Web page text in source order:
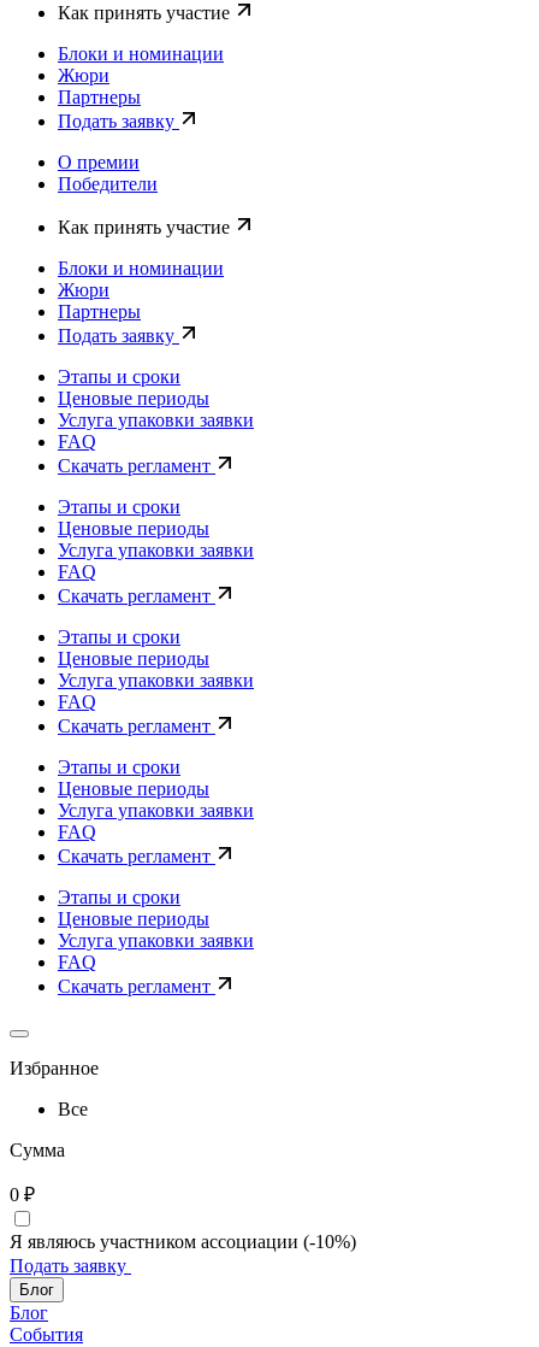
Как принять участие
Блоки и номинации
Жюри
Партнеры
Подать заявку
О премии
Победители
Как принять участие
Блоки и номинации
Жюри
Партнеры
Подать заявку
Этапы и сроки
Ценовые периоды
Услуга упаковки заявки
FAQ
Скачать регламент
Этапы и сроки
Ценовые периоды
Услуга упаковки заявки
FAQ
Скачать регламент
Этапы и сроки
Ценовые периоды
Услуга упаковки заявки
FAQ
Скачать регламент
Этапы и сроки
Ценовые периоды
Услуга упаковки заявки
FAQ
Скачать регламент
Этапы и сроки
Ценовые периоды
Услуга упаковки заявки
FAQ
Скачать регламент
Избранное
Все
Сумма
0 ₽
Я являюсь участником ассоциации (-10%)
Подать заявку
Блог
Блог
События